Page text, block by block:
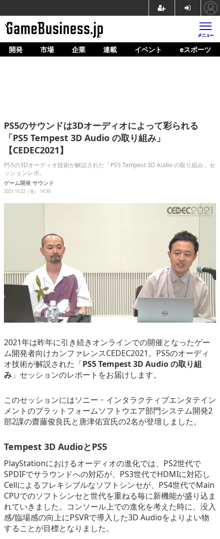
ホーム
企業動向
人材育成
産業政策
連載
イベント/セミナー
開発 市場 企業 連載 イベント eスポーツ
PS5のサウンドは3Dオーディオによって彩られる
「PS5 Tempest 3D Audio の取り組み」
【CEDEC2021】
PS5の3Dオーディオ技術が解説された「PS5 Tempest 3D Audio の取り組み」セ
ッションレポ。
ゲーム開発 サウンド
2021.10.22（金） 14:30
2021年は昨年に引き続きオンラインでの開催となったゲー
ム開発者向けカンファレンスCEDEC2021。PS5のオーディ
オ技術が解説された「PS5 Tempest 3D Audio の取り組
み 」セッションのレポートをお届けします。
このセッションにはソニー・インタラクティブエンタテイン
メントのプラットフォームソフトウエア部門システム開発2
部2課の齋藤俊良氏と唐津佑宜氏の2名が登壇しました。
Tempest 3D AudioとPS5
PlayStationにおけるオーディオの進化では、PS2世代で
SPDIFでサラウンドへの対応が、PS3世代でHDMIに対応し
Cellによるフレキシブルなソフトシンセが、PS4世代でMain
CPUでのソフトシンセと世代を重ねる毎に新機能が盛り込ま
れていきました。コンソール上での進化を考えた時に、没入
感/臨場感の向上にPSVRで導入した3D Audioをよりよい物
することが目標となりました。